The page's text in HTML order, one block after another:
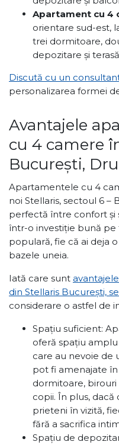
Apartament cu 4
orientare sud-est,
trei dormitoare,
depozitare și
Discută cu un
personalizarea formei
Avantajele
cu 4 camere
București,
Apartamentele cu 4
noi Stellaris, sectoul 6 –
perfectă între confort și
într-o investiție bună
populară, fie că ai deja
bazele uneia.
Iată care sunt
din Stellaris București,
considerare o astfel de
Spațiu suficient:
oferă spațiu
care au nevoie de
pot fi amenajate
dormitoare, birouri
copii. În plus, dacă
prieteni în vizită,
fără a sacrifica
Spațiu de